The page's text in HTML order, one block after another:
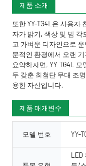
제품 소개
또한 YY-TG4L은 사용자
자가 밝기, 색상 및 빔
고 가벼운 디자인으로
문적인 환경에서 오랜
요약하자면, YY-TG4L
두 갖춘 최첨단 무대 조
용한 자산입니다.
제품 매개변수
모델 번호 YY-
LED